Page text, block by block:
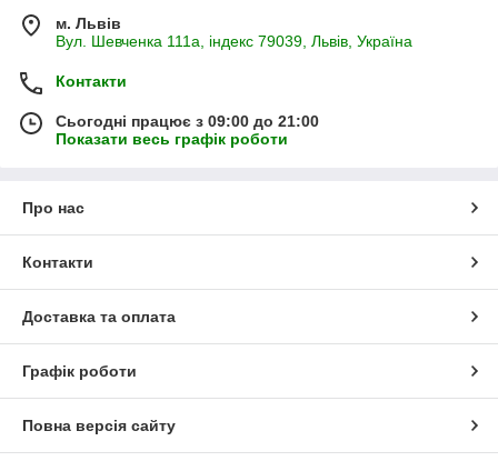
м. Львів
Вул. Шевченка 111а, індекс 79039, Львів, Україна
Контакти
Сьогодні працює з 09:00 до 21:00
Показати весь графік роботи
Про нас
Контакти
Доставка та оплата
Графік роботи
Повна версія сайту